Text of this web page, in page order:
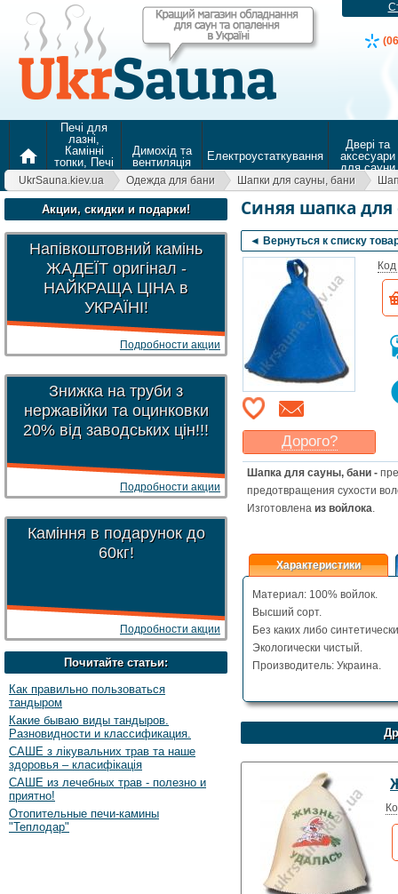
home
Печі для
лазні,
Камінні
топки, Печі
для
опалення
Димохід та
вентиляція
Електроустаткування
Двері та
аксесуари
для сауни
UkrSauna.kiev.ua Одежда для бани Шапки для сауны, бани
Акции, скидки и подарки!
Напівкоштовний камінь
ЖАДЕЇТ оригінал -
НАЙКРАЩА ЦІНА в
УКРАЇНІ!
Подробности акции
Знижка на труби з
нержавійки та оцинковки
20% від заводських цін!!!
Подробности акции
Каміння в подарунок до
60кг!
Подробности акции
Почитайте статьи:
Как правильно пользоваться
тандыром
Какие бываю виды тандыров.
Разновидности и классификация.
САШЕ з лікувальних трав та наше
здоровья – класифікація
САШЕ из лечебных трав - полезно и
приятно!
Отопительные печи-камины
"Теплодар"
Синяя шапка
◄ Вернуться к списку
Дорого?
Какая ценамогла бы
Васустроить ?
Указать цену
Шапка для сауны, бани -
предотвращения сухости
Изготовлена из войлока.
Характеристики
Материал: 100% войлок.
Высший сорт.
Без каких либо
Экологически чистый.
Производитель: Украина.